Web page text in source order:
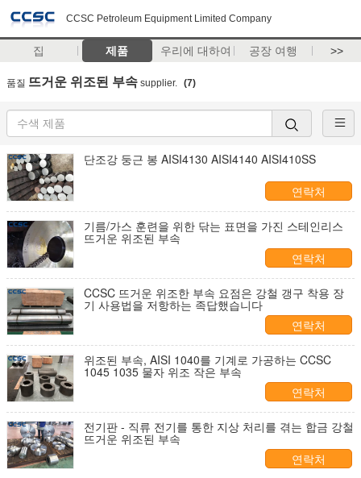
CCSC Petroleum Equipment Limited Company
집 제품 우리에 대하여 공장 여행 >>
품질 뜨거운 위조된 부속 supplier. (7)
단조강 둥근 봉 AISI4130 AISI4140 AISI410SS
연락처
기름/가스 훈련을 위한 닦는 표면을 가진 스테인리스
뜨거운 위조된 부속
연락처
CCSC 뜨거운 위조한 부속 요점은 강철 갱구 착용 장
기 사용법을 저항하는 족답했습니다
연락처
위조된 부속, AISI 1040를 기계로 가공하는 CCSC
1045 1035 물자 위조 작은 부속
연락처
전기판 - 직류 전기를 통한 지상 처리를 겪는 합금 강철
뜨거운 위조된 부속
연락처